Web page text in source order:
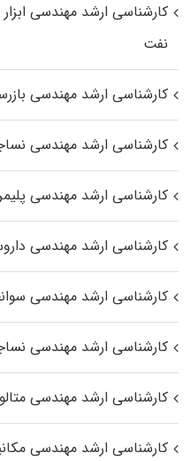
کارشناسی ارشد مهندسی
نفت
کارشناسی ارشد مهندسی
کارشناسی ارشد مهندسی
کارشناسی ارشد مهندسی
کارشناسی ارشد مهندسی
کارشناسی ارشد مهندسی
کارشناسی ارشد مهندسی
کارشناسی ارشد مهندسی
کارشناسی ارشد مهندسی